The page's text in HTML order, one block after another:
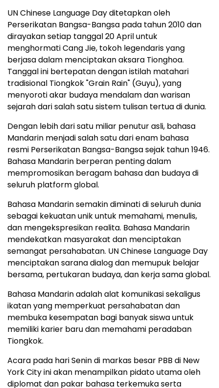
UN Chinese Language Day ditetapkan oleh
Perserikatan Bangsa-Bangsa pada tahun 2010 dan
dirayakan setiap tanggal 20 April untuk
menghormati Cang Jie, tokoh legendaris yang
berjasa dalam menciptakan aksara Tionghoa.
Tanggal ini bertepatan dengan istilah matahari
tradisional Tiongkok "Grain Rain" (Guyu), yang
menyoroti akar budaya mendalam dan warisan
sejarah dari salah satu sistem tulisan tertua di dunia.
Dengan lebih dari satu miliar penutur asli, bahasa
Mandarin menjadi salah satu dari enam bahasa
resmi Perserikatan Bangsa-Bangsa sejak tahun 1946.
Bahasa Mandarin berperan penting dalam
mempromosikan beragam bahasa dan budaya di
seluruh platform global.
Bahasa Mandarin semakin diminati di seluruh dunia
sebagai kekuatan unik untuk memahami, menulis,
dan mengekspresikan realita. Bahasa Mandarin
mendekatkan masyarakat dan menciptakan
semangat persahabatan. UN Chinese Language Day
menciptakan sarana dialog dan memupuk belajar
bersama, pertukaran budaya, dan kerja sama global.
Bahasa Mandarin adalah alat komunikasi sekaligus
ikatan yang memperkuat persahabatan dan
membuka kesempatan bagi banyak siswa untuk
memiliki karier baru dan memahami peradaban
Tiongkok.
Acara pada hari Senin di markas besar PBB di New
York City ini akan menampilkan pidato utama oleh
diplomat dan pakar bahasa terkemuka serta